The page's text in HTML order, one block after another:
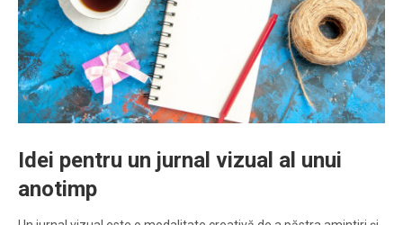
Idei pentru un jurnal vizual al unui
anotimp